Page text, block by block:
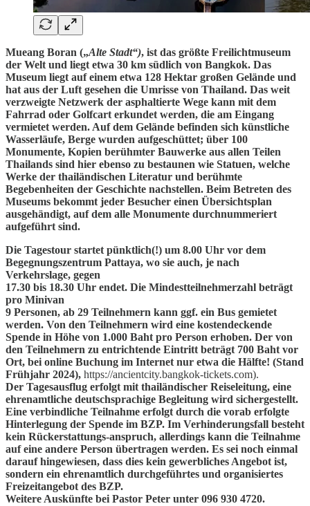
Mueang Boran („Alte Stadt“), ist das größte Freilichtmuseum
der Welt und liegt etwa 30 km südlich von Bangkok. Das
Museum liegt auf einem etwa 128 Hektar großen Gelände und
hat aus der Luft gesehen die Umrisse von Thailand. Das weit
verzweigte Netzwerk der asphaltierte Wege kann mit dem
Fahrrad oder Golfcart erkundet werden, die am Eingang
vermietet werden. Auf dem Gelände befinden sich künstliche
Wasserläufe, Berge wurden aufgeschüttet; über 100
Monumente, Kopien berühmter Bauwerke aus allen Teilen
Thailands sind hier ebenso zu bestaunen wie Statuen, welche
Werke der thailändischen Literatur und berühmte
Begebenheiten der Geschichte nachstellen. Beim Betreten des
Museums bekommt jeder Besucher einen Übersichtsplan
ausgehändigt, auf dem alle Monumente durchnummeriert
aufgeführt sind.
Die Tagestour startet pünktlich(!) um 8.00 Uhr vor dem
Begegnungszentrum Pattaya, wo sie auch, je nach
Verkehrslage, gegen
17.30 bis 18.30 Uhr endet. Die Mindestteilnehmerzahl beträgt
pro Minivan
9 Personen, ab 29 Teilnehmern kann ggf. ein Bus gemietet
werden. Von den Teilnehmern wird eine kostendeckende
Spende in Höhe von 1.000 Baht pro Person erhoben. Der von
den Teilnehmern zu entrichtende Eintritt beträgt 700 Baht vor
Ort, bei online Buchung im Internet nur etwa die Hälfte! (Stand
Frühjahr 2024), https://ancientcity.bangkok-tickets.com).
Der Tagesausflug erfolgt mit thailändischer Reiseleitung, eine
ehrenamtliche deutschsprachige Begleitung wird sichergestellt.
Eine verbindliche Teilnahme erfolgt durch die vorab erfolgte
Hinterlegung der Spende im BZP. Im Verhinderungsfall besteht
kein Rückerstattungs-anspruch, allerdings kann die Teilnahme
auf eine andere Person übertragen werden. Es sei noch einmal
darauf hingewiesen, dass dies kein gewerbliches Angebot ist,
sondern ein ehrenamtlich durchgeführtes und organisiertes
Freizeitangebot des BZP.
Weitere Auskünfte bei Pastor Peter unter 096 930 4720.